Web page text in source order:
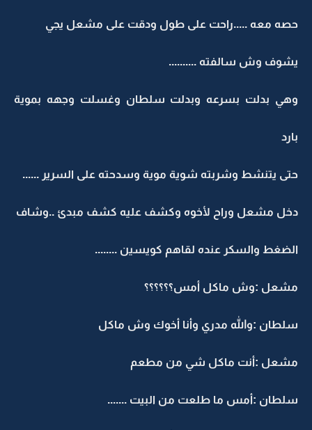
حصه معه .....راحت على طول ودقت على مشعل يجي
يشوف وش سالفته ..........
وهي بدلت بسرعه وبدلت سلطان وغسلت وجهه بموية
بارد
حتى يتنشط وشربته شوية موية وسدحته على السرير ......
دخل مشعل وراح لأخوه وكشف عليه كشف مبدئ ..وشاف
الضغط والسكر عنده لقاهم كويسين ........
مشعل :وش ماكل أمس؟؟؟؟؟؟
سلطان :والله مدري وأنا أخوك وش ماكل
مشعل :أنت ماكل شي من مطعم
سلطان :أمس ما طلعت من البيت .......